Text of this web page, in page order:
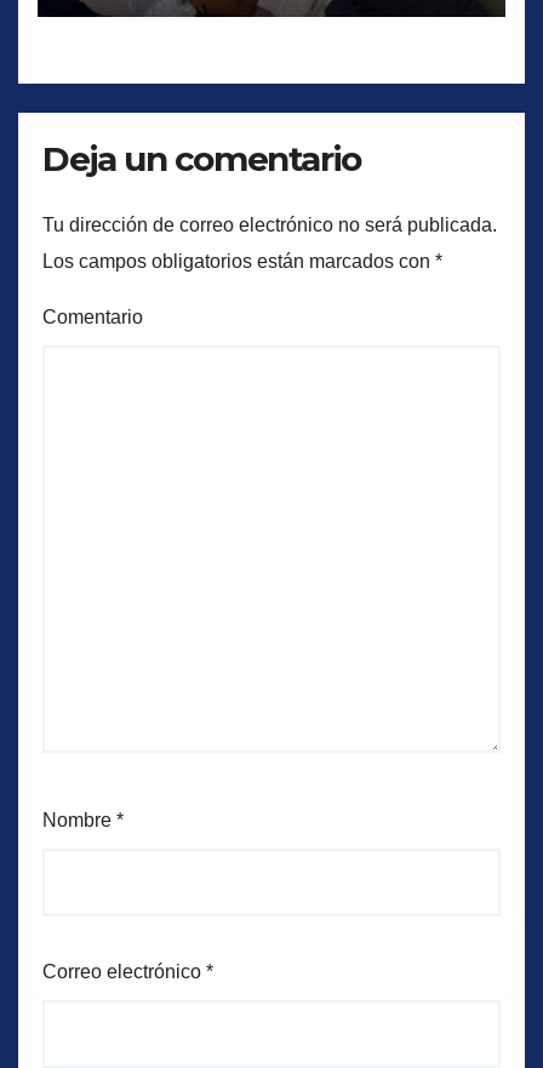
Deja un comentario
Tu dirección de correo electrónico no será publicada.
Los campos obligatorios están marcados con *
Comentario
Nombre *
Correo electrónico *